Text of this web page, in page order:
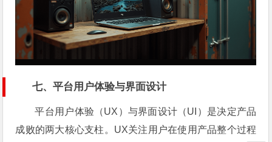
七、平台用户体验与界面设计
平台用户体验（UX）与界面设计（UI）是决定产品
成败的两大核心支柱。UX关注用户在使用产品整个过程